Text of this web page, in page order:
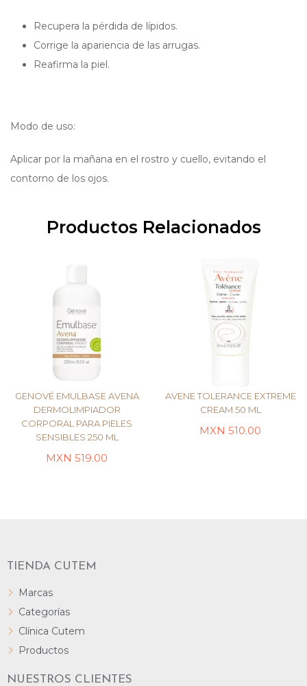
Recupera la pérdida de lípidos.
Corrige la apariencia de las arrugas.
Reafirma la piel.
Modo de uso:
Aplicar por la mañana en el rostro y cuello, evitando el
contorno de los ojos.
Productos Relacionados
AVENE TOLERANCE EXTREME
CREAM 50 ML
510.00
AÑADIR AL CARRITO
GENOVÉ EMULBASE AVENA
DERMOLIMPIADOR
CORPORAL PARA PIELES
SENSIBLES 250 ML
519.00
TIENDA CUTEM
Marcas
Categorías
Clínica Cutem
Productos
NUESTROS CLIENTES